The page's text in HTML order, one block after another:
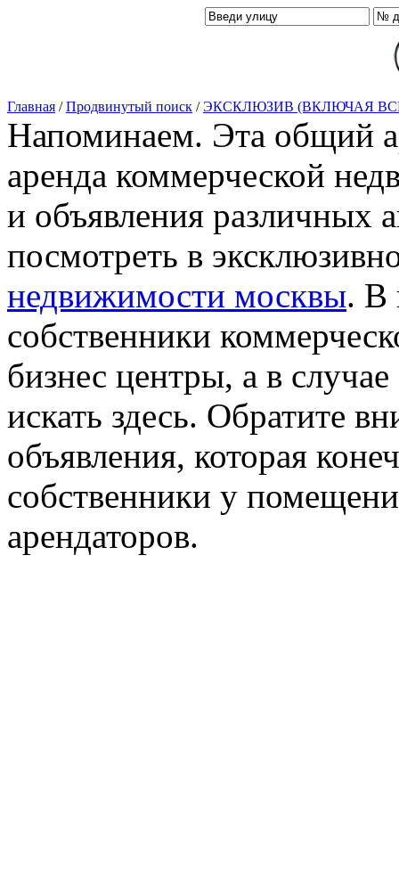
Главная /Продвинутый поиск /ЭКСКЛЮЗИВ (ВКЛЮЧАЯ
Напоминаем. Эта общий
аренда коммерческой
и объявления различных
посмотреть в
недвижимости москвы. В
собственники
бизнес центры, а в случае
искать здесь. Обратите
объявления, которая
собственники у
арендаторов.